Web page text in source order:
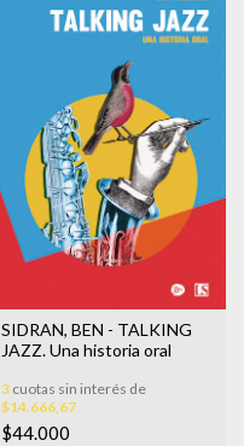
SIDRAN, BEN - TALKING
JAZZ. Una historia oral
3 cuotas sin interés de
$14.666,67
$44.000